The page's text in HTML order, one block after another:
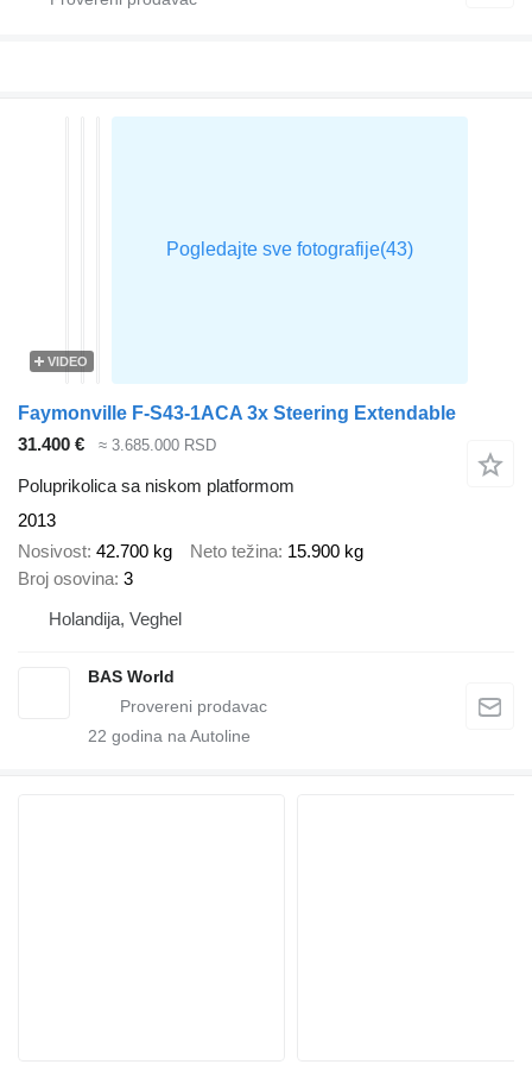
VIDEO
Faymonville F-S43-1ACA 3x Steering Extendable
31.400 €
≈ 3.685.000 RSD
Poluprikolica sa niskom platformom
2013
Nosivost 42.700 kg Neto težina 15.900 kg
Broj osovina 3
Holandija, Veghel
BAS World
22 godina na Autoline